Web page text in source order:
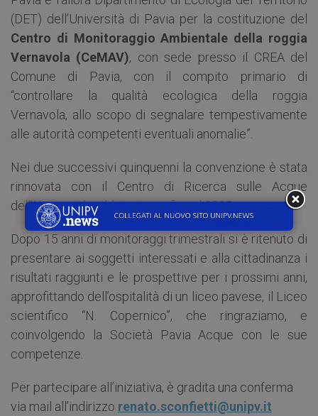
(DET) dell’Università di Pavia per la costituzione del
Centro di Monitoraggio Ambientale della roggia
Vernavola (CeMAV), con sede presso il CREA del
Comune di Pavia, con il compito primario di
“controllare la qualità ecologica della roggia
Vernavola, allo scopo di segnalare tempestivamente
alle autorità competenti eventuali anomalie”.
Nei due successivi quinquenni la convenzione è stata
rinnovata con il Centro di Ricerca sulle Acque
dell’Università, ed è in vigore fino al 2027.
Dopo 15 anni di monitoraggi trimestrali si è ritenuto di
presentare ai soggetti interessati e alla cittadinanza i
risultati raggiunti e le prospettive per i prossimi anni,
approfittando dell’ospitalità di un liceo pavese, il Liceo
scientifico “N. Copernico”, che ringraziamo, e
coinvolgendo la Società Pavia Acque con le sue
competenze.
Per partecipare all’iniziativa, è gradita una conferma
via mail all’indirizzo renato.sconfietti@unipv.it